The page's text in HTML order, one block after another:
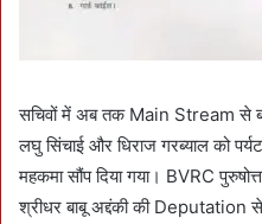
सचिवों में अब तक Main Stream से
लघु सिंचाई और धिराज गरब्याल को
महकमा सौंप दिया गया। BVRC
श्रीधर बाबू अद्दंकी की Deputation